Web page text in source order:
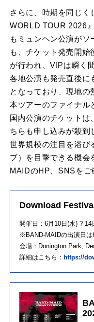
さらに、時期を同じ
WORLD TOUR 2026
もミュンヘン公演が
も、チケット発売開始
が行われ、VIPは瞬く
各地公演も発売直後に
となっており、現地の
本ツアーのファイナル
国内公演のチケットは
ちらも申し込みが殺到
世界規模の注目を浴び
ブ）を目撃できる機
MAIDのHP、SNSをご
Download
開催日：6月10日(水) ?
※BAND-MAIDの出演日は
会場：Donington Park,
詳細はこちら： https://